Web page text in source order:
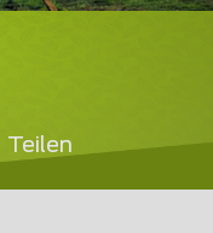
Teilen